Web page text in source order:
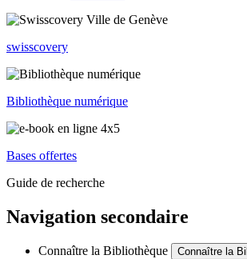
swisscovery
Bibliothèque numérique
Bases offertes
Guide de recherche
Navigation secondaire
Connaître la Bibliothèque Connaître la